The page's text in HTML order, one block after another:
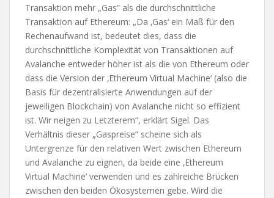
Transaktion mehr „Gas“ als die durchschnittliche
Transaktion auf Ethereum: „Da ‚Gas‘ ein Maß für den
Rechenaufwand ist, bedeutet dies, dass die
durchschnittliche Komplexität von Transaktionen auf
Avalanche entweder höher ist als die von Ethereum oder
dass die Version der ‚Ethereum Virtual Machine‘ (also die
Basis für dezentralisierte Anwendungen auf der
jeweiligen Blockchain) von Avalanche nicht so effizient
ist. Wir neigen zu Letzterem“, erklärt Sigel. Das
Verhältnis dieser „Gaspreise“ scheine sich als
Untergrenze für den relativen Wert zwischen Ethereum
und Avalanche zu eignen, da beide eine ‚Ethereum
Virtual Machine‘ verwenden und es zahlreiche Brücken
zwischen den beiden Ökosystemen gebe. Wird die